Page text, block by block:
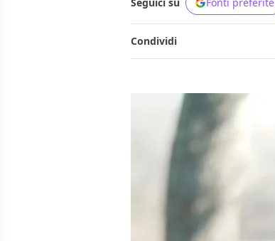
Seguici su Fonti preferite
Condividi